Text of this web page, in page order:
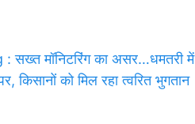
मॉनिटरिंग का असर…धमतरी में
किसानों को मिल रहा त्वरित भुगतान